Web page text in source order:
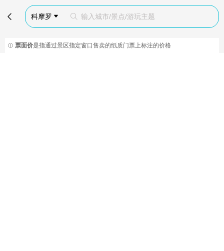
 科摩罗   输入城市/景点/游玩主题
 票面价是指通过景区指定窗口售卖的纸质门票上标注的价格